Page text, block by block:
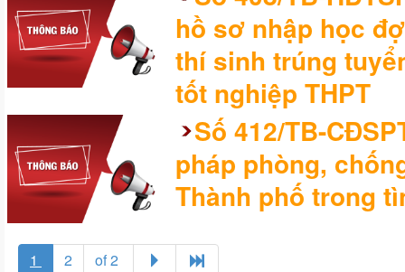
hồ sơ nhập học
thí sinh trúng
tốt nghiệp THPT
Số 412/TB-
pháp phòng,
Thành phố trong
1 2 of 2